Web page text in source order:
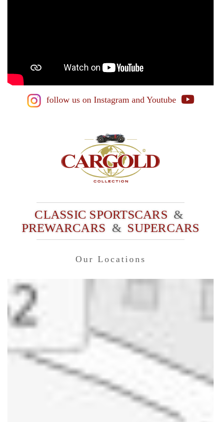
follow us on Instagram and Youtube
CLASSIC SPORTSCARS &
PREWARCARS & SUPERCARS
Our Locations